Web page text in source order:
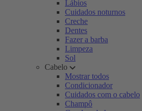
Lábios
Cuidados noturnos
Creche
Dentes
Fazer a barba
Limpeza
Sol
Cabelo
Mostrar todos
Condicionador
Cuidados com o cabelo
Champô